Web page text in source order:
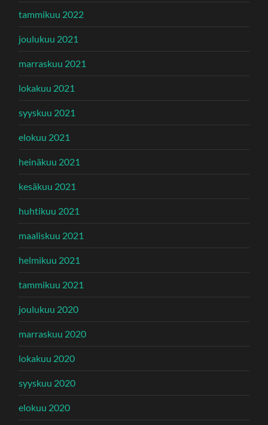
tammikuu 2022
joulukuu 2021
marraskuu 2021
lokakuu 2021
syyskuu 2021
elokuu 2021
heinäkuu 2021
kesäkuu 2021
huhtikuu 2021
maaliskuu 2021
helmikuu 2021
tammikuu 2021
joulukuu 2020
marraskuu 2020
lokakuu 2020
syyskuu 2020
elokuu 2020